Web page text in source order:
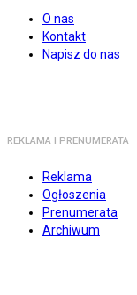
O nas
Kontakt
Napisz do nas
REKLAMA I PRENUMERATA
Reklama
Ogłoszenia
Prenumerata
Archiwum